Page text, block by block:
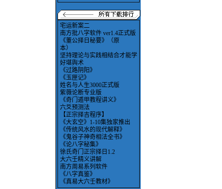
宅运新案二
南方批八字软件 ver1.4正式版
《董公择日秘要》（原
本）
坚持理论与实践相结合才能学
好堪舆术
《过路阴阳》
《玉匣记》
姓名与人生3000正式版
紫薇论断专业版
《奇门遁甲教程讲义》
六爻预测法
【正宗择吉程序】
《大玄空》1-10集独家推出
《传统风水的现代解释》
《鬼谷子神奇相法全书》
《论八字秘集》
徐氏奇门正宗择日1.2
大六壬精义讲解
南方周易系列软件
《八字真鉴》
《真易大六壬教材》